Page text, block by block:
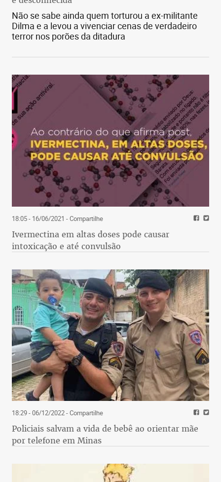
Não se sabe ainda quem torturou a ex-militante
Dilma e a levou a vivenciar cenas de verdadeiro
terror nos porões da ditadura
18:05 - 16/06/2021 - Compartilhe
Ivermectina em altas doses pode causar
intoxicação e até convulsão
18:29 - 06/12/2022- Compartilhe
Policiais salvam a vida de bebê ao orientar mãe
por telefone em Minas